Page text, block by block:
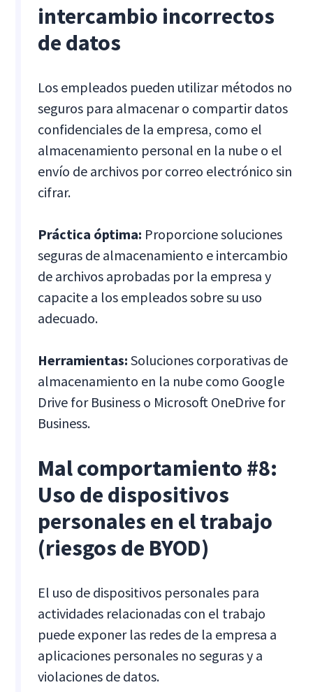
intercambio incorrectos
de datos
Los empleados pueden utilizar métodos no
seguros para almacenar o compartir datos
confidenciales de la empresa, como el
almacenamiento personal en la nube o el
envío de archivos por correo electrónico sin
cifrar.
Práctica óptima: Proporcione soluciones
seguras de almacenamiento e intercambio
de archivos aprobadas por la empresa y
capacite a los empleados sobre su uso
adecuado.
Herramientas:Soluciones corporativas de
almacenamiento en la nube como Google
Drive for Business o Microsoft OneDrive for
Business.
Mal comportamiento #8:
Uso de dispositivos
personales en el trabajo
(riesgos de BYOD)
El uso de dispositivos personales para
actividades relacionadas con el trabajo
puede exponer las redes de la empresa a
aplicaciones personales no seguras y a
violaciones de datos.